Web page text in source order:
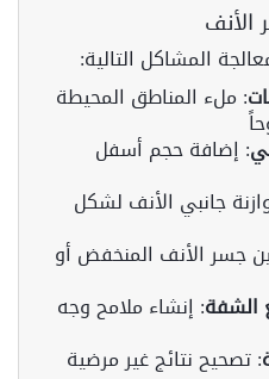
الأنف
المشاكل التالية:
: ملء المناطق المحيطة
: إضافة حجم أسفل
جانبي الأنف لشكل
جسر الأنف المنخفض أو
الشفة: إنشاء ملامح وجه
: تصحيح نتائج غير مرضية